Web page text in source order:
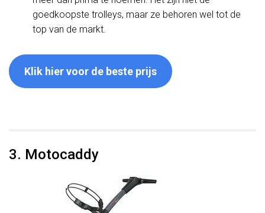
goedkoopste trolleys, maar ze behoren wel tot de
top van de markt.
Klik hier voor de beste prijs
3. Motocaddy